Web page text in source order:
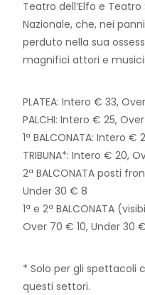
Teatro dell’Elfo e
Nazionale, che, nei
perduto nella sua
magnifici attori e
PLATEA: Intero € 33,
PALCHI: Intero € 25,
1ª BALCONATA: Intero
TRIBUNA*: Intero € 20,
2ª BALCONATA posti
Under 30 € 8
1ª e 2ª BALCONATA
Over 70 € 10, Under 30
* Solo per gli spettacoli
questi settori.